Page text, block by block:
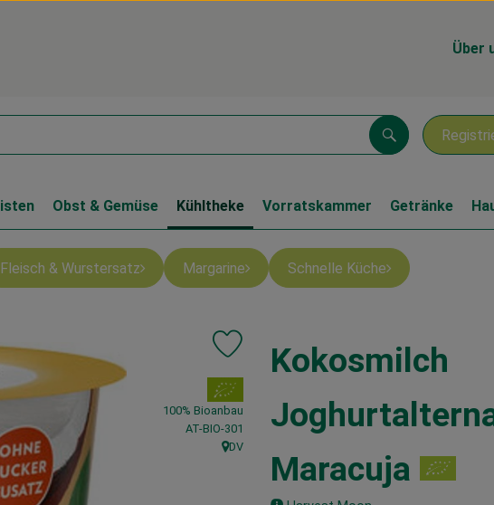
Über
Suchen
Obst & Gemüse Kühltheke Vorratskammer Getränke
Fleisch & Wurstersatz Margarine Schnelle Küche
Kokosmilch
Maracuja
Produkt zu Favouriten hinzufügen
, Verband:
100% Bioanbau
, Kontrollstelle:
AT-BIO-301
, Herkunft:
DV